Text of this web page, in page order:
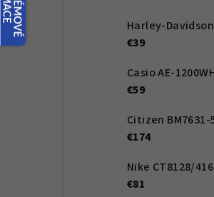
€39
€59
€174
Nike CT8128/416
€81